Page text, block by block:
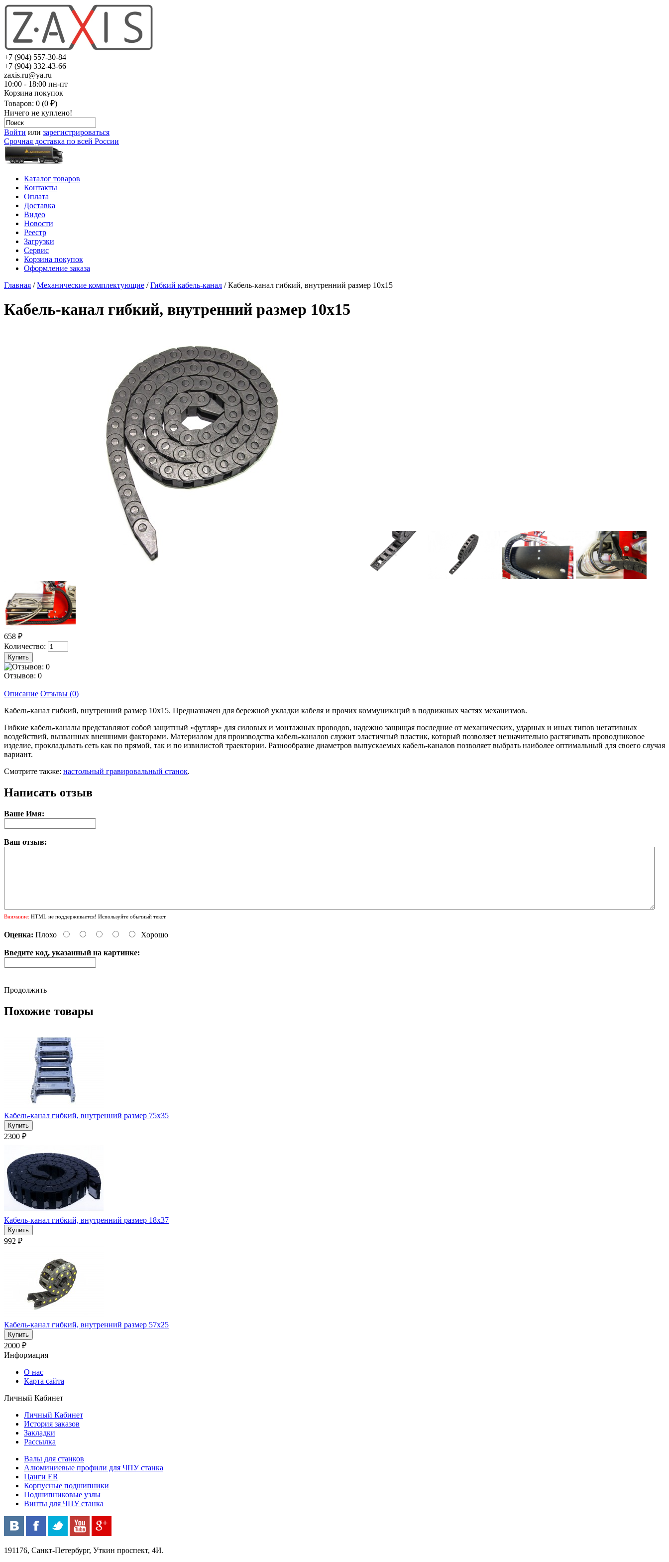
+7 (904) 557-30-84
+7 (904) 332-43-66
zaxis.ru@ya.ru
10:00 - 18:00 пн-пт
Корзина покупок
Товаров: 0 (0 ₽)
Ничего не куплено!
Войти или зарегистрироваться
Срочная доставка по всей России
Каталог товаров
Контакты
Оплата
Доставка
Видео
Новости
Реестр
Загрузки
Сервис
Корзина покупок
Оформление заказа
Главная /Механические комплектующие /Гибкий кабель-канал / Кабель-канал гибкий, внутренний размер 10х15
Кабель-канал гибкий, внутренний размер 10х15
658 ₽
Количество:
Отзывов: 0
Описание Отзывы (0)
Кабель-канал гибкий, внутренний размер 10х15. Предназначен для бережной укладки кабеля и прочих коммуникаций в подвижных частях механизмов.
Гибкие кабель-каналы представляют собой защитный «футляр» для силовых и монтажных проводов, надежно защищая последние от механических, ударных и иных типов негативных
воздействий, вызванных внешними факторами. Материалом для производства кабель-каналов служит эластичный пластик, который позволяет незначительно растягивать проводниковое
изделие, прокладывать сеть как по прямой, так и по извилистой траектории. Разнообразие диаметров выпускаемых кабель-каналов позволяет выбрать наиболее оптимальный для своего случая
вариант.
Смотрите также: настольный гравировальный станок.
Написать отзыв
Ваше Имя:
Ваш отзыв:
Внимание: HTML не поддерживается! Используйте обычный текст.
Оценка: Плохо Хорошо
Введите код, указанный на картинке:
Продолжить
Похожие товары
Кабель-канал гибкий, внутренний размер 75х35
2300 ₽
Кабель-канал гибкий, внутренний размер 18x37
992 ₽
Кабель-канал гибкий, внутренний размер 57х25
2000 ₽
Информация
О нас
Карта сайта
Личный Кабинет
Личный Кабинет
История заказов
Закладки
Рассылка
Валы для станков
Алюминиевые профили для ЧПУ станка
Цанги ER
Корпусные подшипники
Подшипниковые узлы
Винты для ЧПУ станка
191176, Санкт-Петербург, Уткин проспект, 4И.